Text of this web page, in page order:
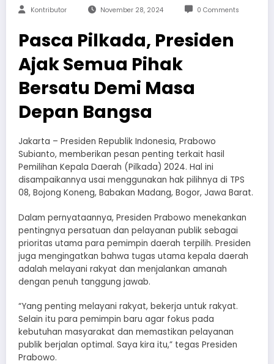
Kontributor November 28, 2024 0 Comments
Pasca Pilkada, Presiden
Ajak Semua Pihak
Bersatu Demi Masa
Depan Bangsa
Jakarta – Presiden Republik Indonesia, Prabowo
Subianto, memberikan pesan penting terkait hasil
Pemilihan Kepala Daerah (Pilkada) 2024. Hal ini
disampaikannya usai menggunakan hak pilihnya di TPS
08, Bojong Koneng, Babakan Madang, Bogor, Jawa Barat.
Dalam pernyataannya, Presiden Prabowo menekankan
pentingnya persatuan dan pelayanan publik sebagai
prioritas utama para pemimpin daerah terpilih. Presiden
juga mengingatkan bahwa tugas utama kepala daerah
adalah melayani rakyat dan menjalankan amanah
dengan penuh tanggung jawab.
“Yang penting melayani rakyat, bekerja untuk rakyat.
Selain itu para pemimpin baru agar fokus pada
kebutuhan masyarakat dan memastikan pelayanan
publik berjalan optimal. Saya kira itu,” tegas Presiden
Prabowo.